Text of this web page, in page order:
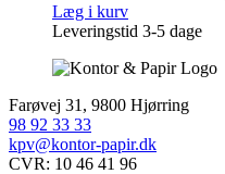
Læg i kurv
Leveringstid 3-5 dage
Farøvej 31, 9800 Hjørring
98 92 33 33
kpv@kontor-papir.dk
CVR: 10 46 41 96